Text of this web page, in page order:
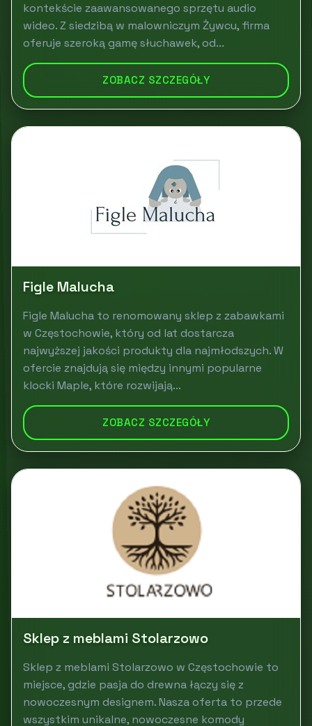
kontekście zaawansowanego sprzętu audio
wideo. Z siedzibą w malowniczym Żywcu, firma
oferuje szeroką gamę słuchawek, od...
ZOBACZ SZCZEGÓŁY
Figle Malucha
Figle Malucha to renomowany sklep z zabawkami
w Częstochowie, który od lat dostarcza
najwyższej jakości produkty dla najmłodszych. W
ofercie znajdują się między innymi popularne
klocki Maple, które rozwijają...
ZOBACZ SZCZEGÓŁY
Sklep z meblami Stolarzowo
Sklep z meblami Stolarzowo w Częstochowie to
miejsce, gdzie pasja do drewna łączy się z
nowoczesnym designem. Nasza oferta to przede
wszystkim unikalne, nowoczesne komody